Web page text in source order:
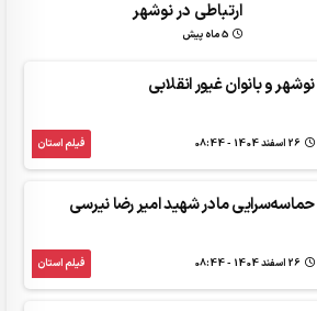
ارتباطی در نوشهر
5 ماه پیش
نوشهر و بانوان غیور انقلابی
فیلم استان
حماسه‌سرایی مادر شهید امیر رضا نیرسی
فیلم استان